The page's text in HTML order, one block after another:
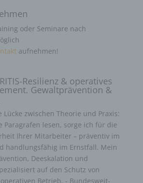
oder Seminare nach
aufnehmen!
Resilienz & operatives
Gewaltprävention &
Lücke zwischen Theorie und Praxis:
Paragrafen lesen, sorge ich für die
Ihrer Mitarbeiter – präventiv im
handlungsfähig im Ernstfall. Mein
Deeskalation und
auf den Schutz von
Betrieb. - Bundesweit-